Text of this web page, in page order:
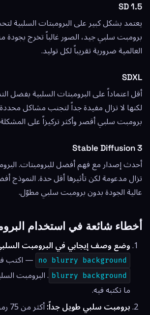
SD 1.5
يعتمد بشكل كبير على البرومبتات السلبية
برومبت سلبي جيد، الصور غالباً تخرج بجودة
العالمية ضرورية تقريباً لكل توليد.
SDXL
أقل اعتماداً على البرومبتات السلبية بفضل
لكنها لا تزال مفيدة جداً لتجنب مشاكل
برومبت سلبي أقصر وأكثر تركيزاً على
Stable Diffusion 3
أحدث إصدار مع فهم أفضل للبرومبتات.
تزال مدعومة لكن تأثيرها أقل حدة. النموذج
عالية الجودة بدون برومبت سلبي مطوّل.
أخطاء شائعة في استخدام
وضع وصف إيجابي في البرومبت
no blurry background — اكتب
blurry background . البرومبت
ما تكتبه فيه.
برومبت سلبي طويل جداً: